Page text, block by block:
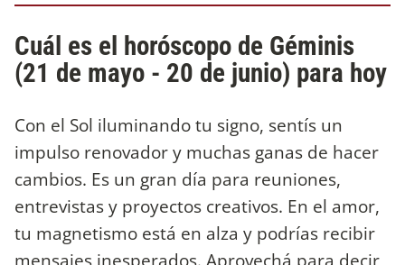
Cuál es el horóscopo de Géminis
(21 de mayo - 20 de junio) para hoy
Con el Sol iluminando tu signo, sentís un
impulso renovador y muchas ganas de hacer
cambios. Es un gran día para reuniones,
entrevistas y proyectos creativos. En el amor,
tu magnetismo está en alza y podrías recibir